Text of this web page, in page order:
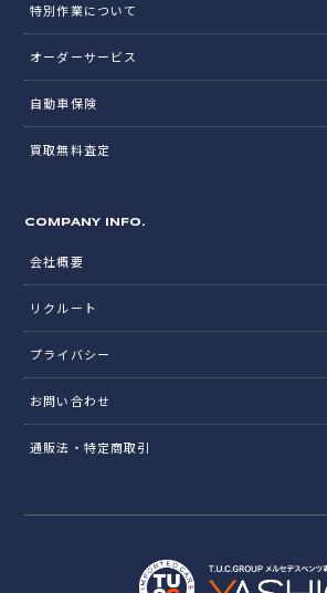
特別作業について
オーダーサービス
自動車保険
買取無料査定
COMPANY INFO.
会社概要
リクルート
プライバシー
お問い合わせ
通販法・特定商取引